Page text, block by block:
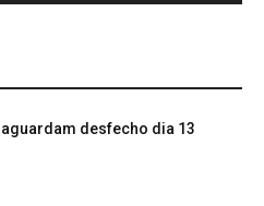
desfecho dia 13